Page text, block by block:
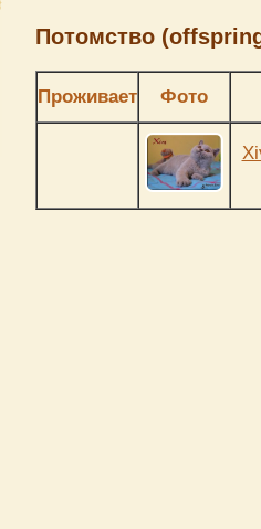
Потомство
Проживает Фото